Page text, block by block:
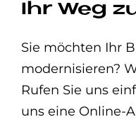
Ihr Weg
Sie möchten Ihr
modernisieren?
Rufen Sie uns
uns eine Online-